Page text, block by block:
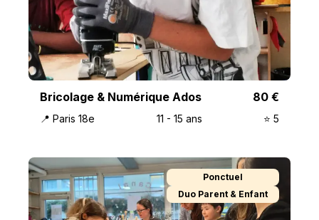
Bricolage & Numérique Ados 80 €
📍 Paris 18e 11 - 15 ans ⭐️ 5
Ponctuel
Duo Parent & Enfant